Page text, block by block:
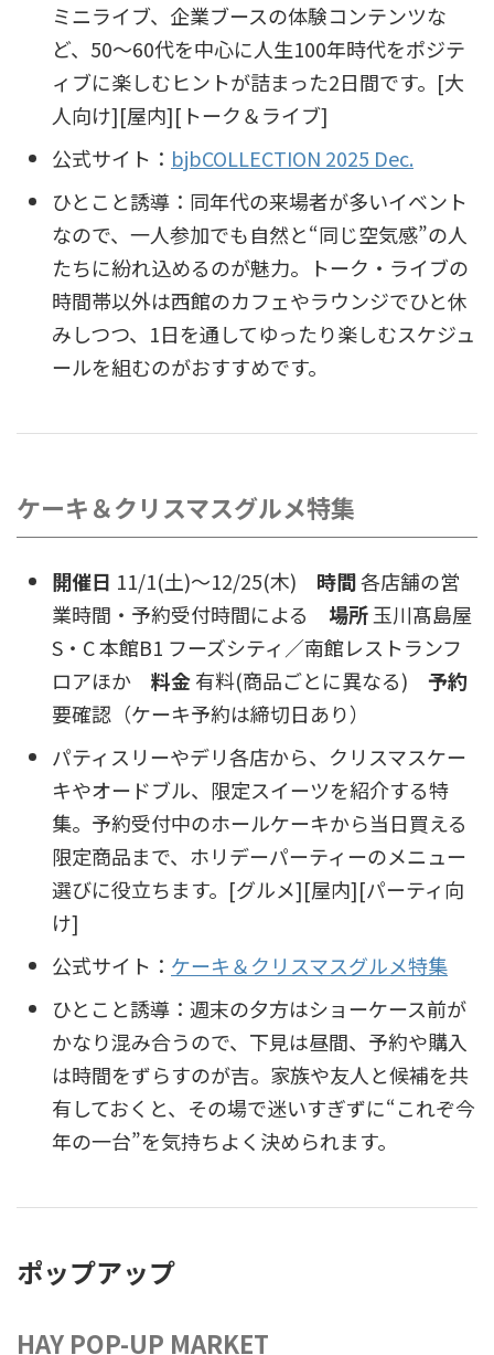
ミニライブ、企業ブースの体験コンテンツな
ど、50〜60代を中心に人生100年時代をポジテ
ィブに楽しむヒントが詰まった2日間です。[大
人向け][屋内][トーク＆ライブ]
公式サイト： bjbCOLLECTION 2025 Dec.
ひとこと誘導：同年代の来場者が多いイベント
なので、一人参加でも自然と“同じ空気感”の人
たちに紛れ込めるのが魅力。トーク・ライブの
時間帯以外は西館のカフェやラウンジでひと休
みしつつ、1日を通してゆったり楽しむスケジュ
ールを組むのがおすすめです。
ケーキ＆クリスマスグルメ特集
開催日 11/1(土)〜12/25(木) 時間各店舗の営
業時間・予約受付時間による 場所玉川髙島屋
S・C 本館B1 フーズシティ／南館レストランフ
ロアほか 料金有料(商品ごとに異なる) 予約
要確認（ケーキ予約は締切日あり）
パティスリーやデリ各店から、クリスマスケー
キやオードブル、限定スイーツを紹介する特
集。予約受付中のホールケーキから当日買える
限定商品まで、ホリデーパーティーのメニュー
選びに役立ちます。[グルメ][屋内][パーティ向
け]
公式サイト： ケーキ＆クリスマスグルメ特集
ひとこと誘導：週末の夕方はショーケース前が
かなり混み合うので、下見は昼間、予約や購入
は時間をずらすのが吉。家族や友人と候補を共
有しておくと、その場で迷いすぎずに“これぞ今
年の一台”を気持ちよく決められます。
ポップアップ
HAY POP-UP MARKET